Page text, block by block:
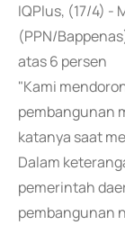
IQPlus, (17/4) -
(PPN/
atas 6 persen
"Kami
pembangunan
katanya saat
Dalam
pemerintah
pembangunan